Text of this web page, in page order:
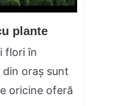
plante
flori în
din oraș sunt
oricine oferă